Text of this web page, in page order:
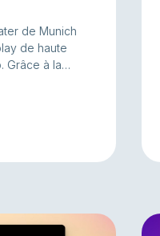
de Munich
de haute
Grâce à la